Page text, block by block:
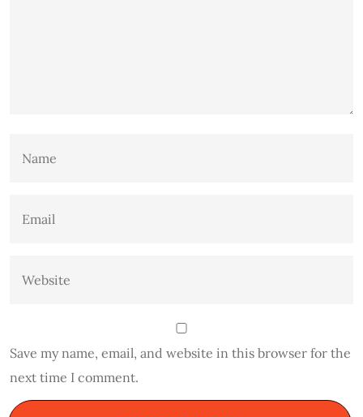
Save my name, email, and website in this browser for the
next time I comment.